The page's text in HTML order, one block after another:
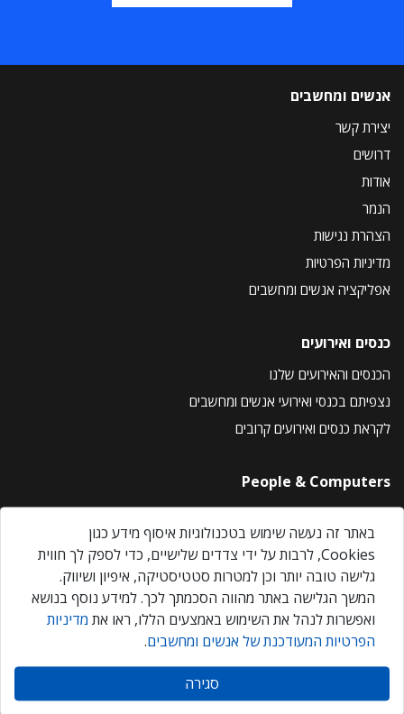
אנשים ומחשבים
יצירת קשר
דרושים
אודות
הנמר
הצהרת נגישות
מדיניות הפרטיות
אפליקציה אנשים ומחשבים
כנסים ואירועים
הכנסים והאירועים שלנו
נצפיתם בכנסי ואירועי אנשים ומחשבים
לקראת כנסים ואירועים קרובים
People & Computers
About Us
Privacy Policy
Contact Us
Our Events
אנשים ומחשבים © 2026 – כל הזכויות שמורות
באתר זה נעשה שימוש בטכנולוגיות איסוף מידע כגון
Cookies, לרבות על ידי צדדים שלישיים, כדי לספק לך חווית
גלישה טובה יותר וכן למטרות סטטיסטיקה, איפיון ושיווק.
המשך הגלישה באתר מהווה הסכמתך לכך. למידע נוסף בנושא
ואפשרות לנהל את השימוש באמצעים הללו, ראו את מדיניות
הפרטיות המעודכנת של אנשים ומחשבים.
סגירה